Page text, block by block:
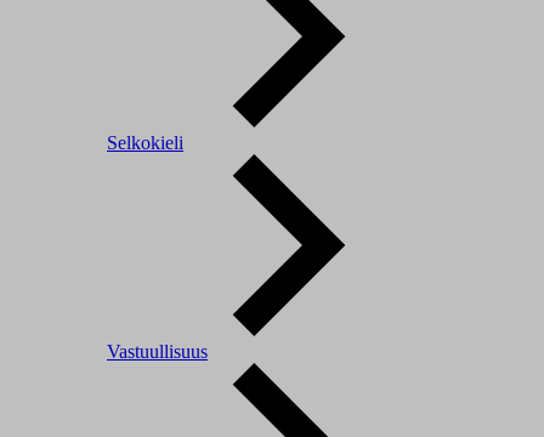
Selkokieli
Vastuullisuus